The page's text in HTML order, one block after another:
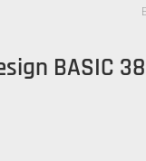
BASIC